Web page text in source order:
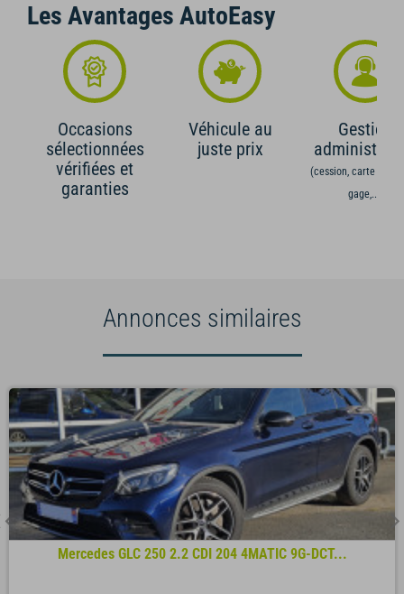
Les Avantages AutoEasy
Occasions
sélectionnées
vérifiées et
garanties
Véhicule au
juste prix
Gestion
(cession, carte grise,
gage,...)
Annonces similaires
Mercedes GLC 250 2.2 CDI 204 4MATIC 9G-DCT...